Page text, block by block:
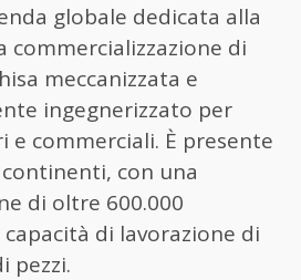
globale dedicata alla
commercializzazione di
meccanizzata e
ingegnerizzato per
e commerciali. È presente
con una
di oltre 600.000
di lavorazione di
pezzi.